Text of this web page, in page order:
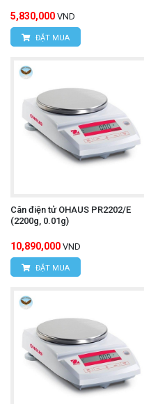
5,830,000 VND
ĐẶT MUA
Cân điện tử OHAUS PR2202/E
(2200g, 0.01g)
10,890,000 VND
ĐẶT MUA